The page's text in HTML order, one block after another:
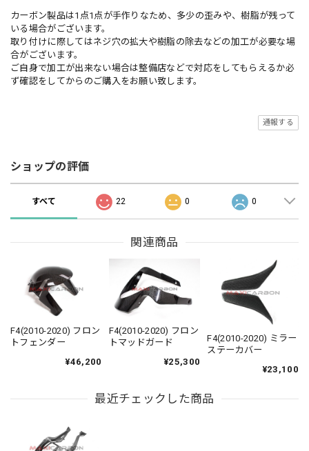
カーボン製品は1点1点が手作りなため、多少の歪みや、樹脂が残って
いる場合がございます。
取り付けに際してはネジ穴の拡大や樹脂の除去などの加工が必要な場
合がございます。
ご自身で加工が出来ない場合は整備店などで対応をしてもらえるか必
ず確認をしてからのご購入をお願い致します。
通報する
ショップの評価
すべて 22 0 0
関連商品
F4(2010-2020) フロン
トフェンダー
¥46,200
F4(2010-2020) フロン
トマッドガード
¥25,300
F4(2010-2020) ミラー
ステーカバー
¥23,100
最近チェックした商品